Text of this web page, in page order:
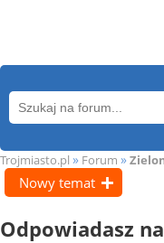
Trojmiasto.pl » Forum »
Nowy temat
Odpowiadasz